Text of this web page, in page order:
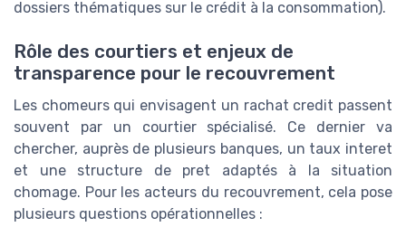
dossiers thématiques sur le crédit à la consommation).
Rôle des courtiers et enjeux de
transparence pour le recouvrement
Les chomeurs qui envisagent un rachat credit passent
souvent par un courtier spécialisé. Ce dernier va
chercher, auprès de plusieurs banques, un taux interet
et une structure de pret adaptés à la situation
chomage. Pour les acteurs du recouvrement, cela pose
plusieurs questions opérationnelles :